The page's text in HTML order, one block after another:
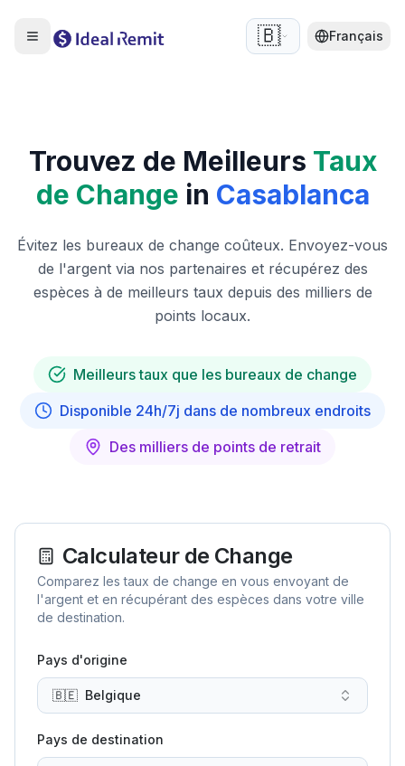
🇧🇪 Français
Trouvez de Meilleurs Taux
de Change in Casablanca
Évitez les bureaux de change coûteux. Envoyez-vous
de l'argent via nos partenaires et récupérez des
espèces à de meilleurs taux depuis des milliers de
points locaux.
Meilleurs taux que les bureaux de change
Disponible 24h/7j dans de nombreux endroits
Des milliers de points de retrait
Calculateur de Change
Comparez les taux de change en vous envoyant de
l'argent et en récupérant des espèces dans votre ville
de destination.
Pays d'origine
🇧🇪 Belgique
Pays de destination